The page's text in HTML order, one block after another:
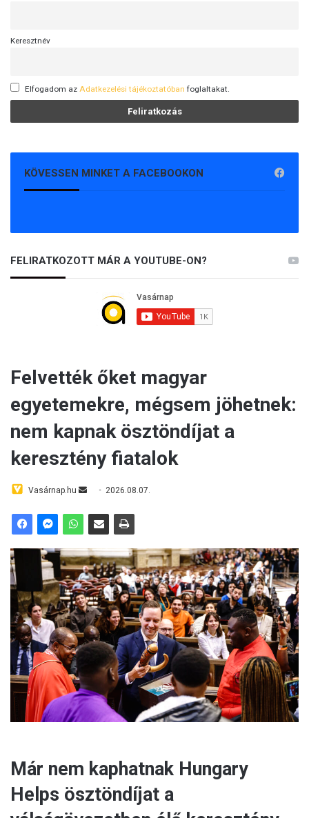
Keresztnév
Elfogadom az Adatkezelési tájékoztatóban foglaltakat.
KÖVESSEN MINKET A FACEBOOKON
FELIRATKOZOTT MÁR A YOUTUBE-ON?